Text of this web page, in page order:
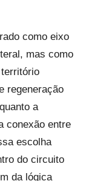
como eixo
mas como
regeneração
a
conexão entre
escolha
do circuito
da lógica